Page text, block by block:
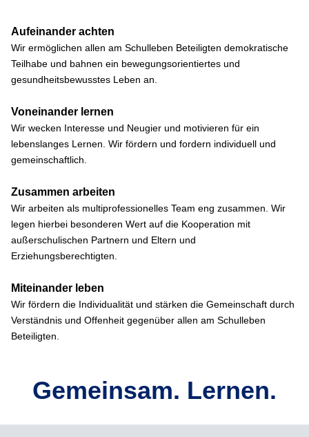
Aufeinander achten
Wir ermöglichen allen am Schulleben Beteiligten demokratische
Teilhabe und bahnen ein bewegungsorientiertes und
gesundheitsbewusstes Leben an.
Voneinander lernen
Wir wecken Interesse und Neugier und motivieren für ein
lebenslanges Lernen. Wir fördern und fordern individuell und
gemeinschaftlich.
Zusammen arbeiten
Wir arbeiten als multiprofessionelles Team eng zusammen. Wir
legen hierbei besonderen Wert auf die Kooperation mit
außerschulischen Partnern und Eltern und
Erziehungsberechtigten.
Miteinander leben
Wir fördern die Individualität und stärken die Gemeinschaft durch
Verständnis und Offenheit gegenüber allen am Schulleben
Beteiligten.
Gemeinsam. Lernen.